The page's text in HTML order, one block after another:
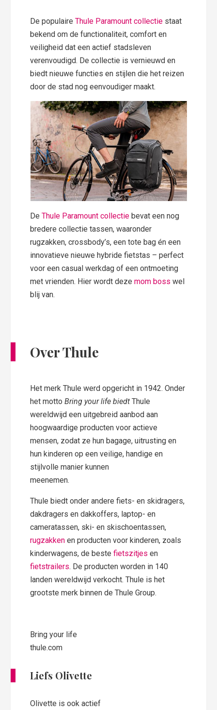
De populaireThule Paramount collectie staat
bekend om de functionaliteit, comfort en
veiligheid dat een actief stadsleven
verenvoudigd. De collectie is vernieuwd en
biedt nieuwe functies en stijlen die het reizen
door de stad nog eenvoudiger maakt.
DeThule Paramount collectie bevat een nog
bredere collectie tassen, waaronder
rugzakken, crossbody’s, een tote bag én een
innovatieve nieuwe hybride fietstas – perfect
voor een casual werkdag of een ontmoeting
met vrienden. Hier wordt dezemom boss wel
blij van.
Over Thule
Het merk Thule werd opgericht in 1942. Onder
het mottoBring your life biedt Thule
wereldwijd een uitgebreid aanbod aan
hoogwaardige producten voor actieve
mensen, zodat ze hun bagage, uitrusting en
hun kinderen op een veilige, handige en
stijlvolle manier kunnen
meenemen.
Thule biedt onder andere fiets- en skidragers,
dakdragers en dakkoffers, laptop- en
cameratassen, ski- en skischoentassen,
rugzakken en producten voor kinderen, zoals
kinderwagens, de bestefietszitjes en
fietstrailers. De producten worden in 140
landen wereldwijd verkocht. Thule is het
grootste merk binnen de Thule Group.
Bring your life
thule.com
Liefs Olivette
Olivette is ook actief